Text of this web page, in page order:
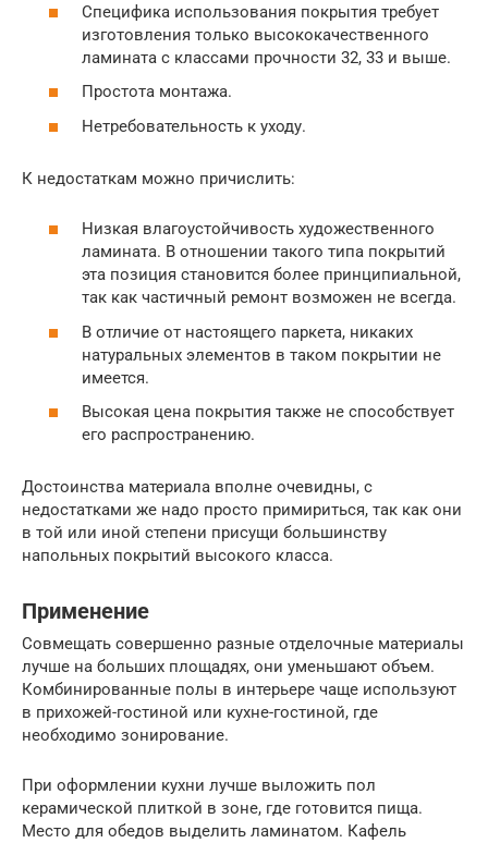
Специфика использования покрытия требует
изготовления только высококачественного
ламината с классами прочности 32, 33 и выше.
Простота монтажа.
Нетребовательность к уходу.
К недостаткам можно причислить:
Низкая влагоустойчивость художественного
ламината. В отношении такого типа покрытий
эта позиция становится более принципиальной,
так как частичный ремонт возможен не всегда.
В отличие от настоящего паркета, никаких
натуральных элементов в таком покрытии не
имеется.
Высокая цена покрытия также не способствует
его распространению.
Достоинства материала вполне очевидны, с
недостатками же надо просто примириться, так как они
в той или иной степени присущи большинству
напольных покрытий высокого класса.
Применение
Совмещать совершенно разные отделочные материалы
лучше на больших площадях, они уменьшают объем.
Комбинированные полы в интерьере чаще используют
в прихожей-гостиной или кухне-гостиной, где
необходимо зонирование.
При оформлении кухни лучше выложить пол
керамической плиткой в зоне, где готовится пища.
Место для обедов выделить ламинатом. Кафель